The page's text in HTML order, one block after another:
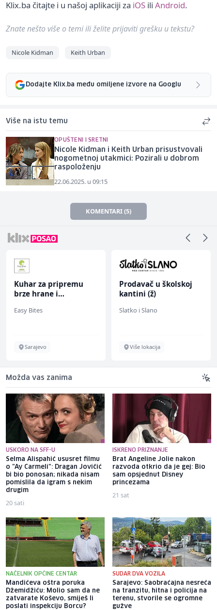
Klix.ba čitajte i u našoj aplikaciji za iOS ili Android.
Znate nešto više o temi ili želite prijaviti grešku u tekstu?
Nicole Kidman Keith Urban
Dodajte Klix.ba među omiljene izvore na Googlu
Više na istu temu
OPUŠTENI I SRETNI
Nicole Kidman i Keith Urban prisustvovali
nogometnoj utakmici: Pozirali u dobrom
raspoloženju
22.06.2025. u 09:15
KOMENTARI (5)
Kuhar za pripremu
brze hrane i
ž)
Easy Bites
Sarajevo
Prodavač u školskoj
kantini (ž)
Slatko i Slano
Više lokacija
Možda vas zanima
USKORO NA SFF-U
Selma Alispahić ususret filmu
o "Ay Carmeli": Dragan Jovičić
bi bio ponosan; nikada nisam
pomislila da igram s nekim
drugim
20 sati
ISKRENO PRIZNANJE
Brat Angeline Jolie nakon
razvoda otkrio da je gej: Bio
sam opsjednut Disney
princezama
21 sat
NAČELNIK OPĆINE CENTAR
Mandićeva oštra poruka
Džemidžiću: Molio sam da ne
zatvarate Koševo, smiješ li
poslati inspekciju Borcu?
SUDAR DVA VOZILA
Sarajevo: Saobraćajna nesreća
na tranzitu, hitna i policija na
terenu, stvorile se ogromne
gužve